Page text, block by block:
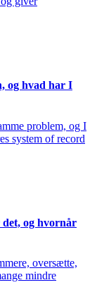
og hvad har I
problem, og I
system of record
og hvornår
oversætte,
mindre